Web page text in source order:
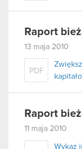
Raport
13 maja 2010
PDF
Raport
11 maja 2010
Wykaz